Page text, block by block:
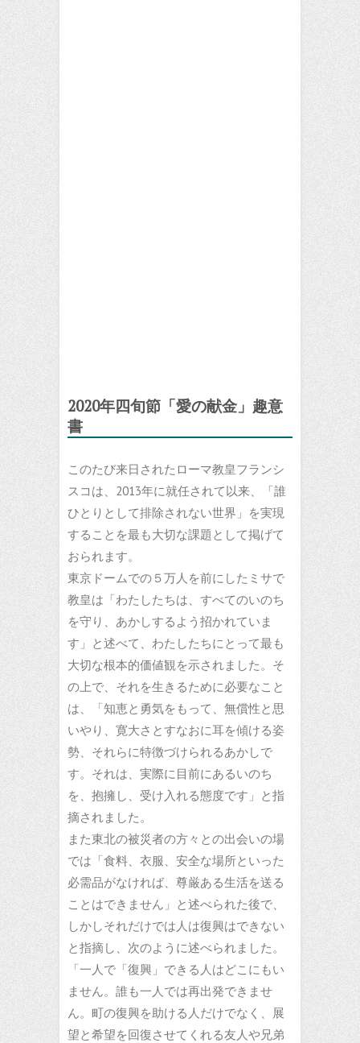
2020年四旬節「愛の献金」趣意
書
このたび来日されたローマ教皇フランシ
スコは、2013年に就任されて以来、「誰
ひとりとして排除されない世界」を実現
することを最も大切な課題として掲げて
おられます。
東京ドームでの５万人を前にしたミサで
教皇は「わたしたちは、すべてのいのち
を守り、あかしするよう招かれていま
す」と述べて、わたしたちにとって最も
大切な根本的価値観を示されました。そ
の上で、それを生きるために必要なこと
は、「知恵と勇気をもって、無償性と思
いやり、寛大さとすなおに耳を傾ける姿
勢、それらに特徴づけられるあかしで
す。それは、実際に目前にあるいのち
を、抱擁し、受け入れる態度です」と指
摘されました。
また東北の被災者の方々との出会いの場
では「食料、衣服、安全な場所といった
必需品がなければ、尊厳ある生活を送る
ことはできません」と述べられた後で、
しかしそれだけでは人は復興はできない
と指摘し、次のように述べられました。
「一人で「復興」できる人はどこにもい
ません。誰も一人では再出発できませ
ん。町の復興を助ける人だけでなく、展
望と希望を回復させてくれる友人や兄弟